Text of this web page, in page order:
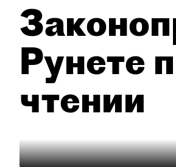
Рунете
чтении